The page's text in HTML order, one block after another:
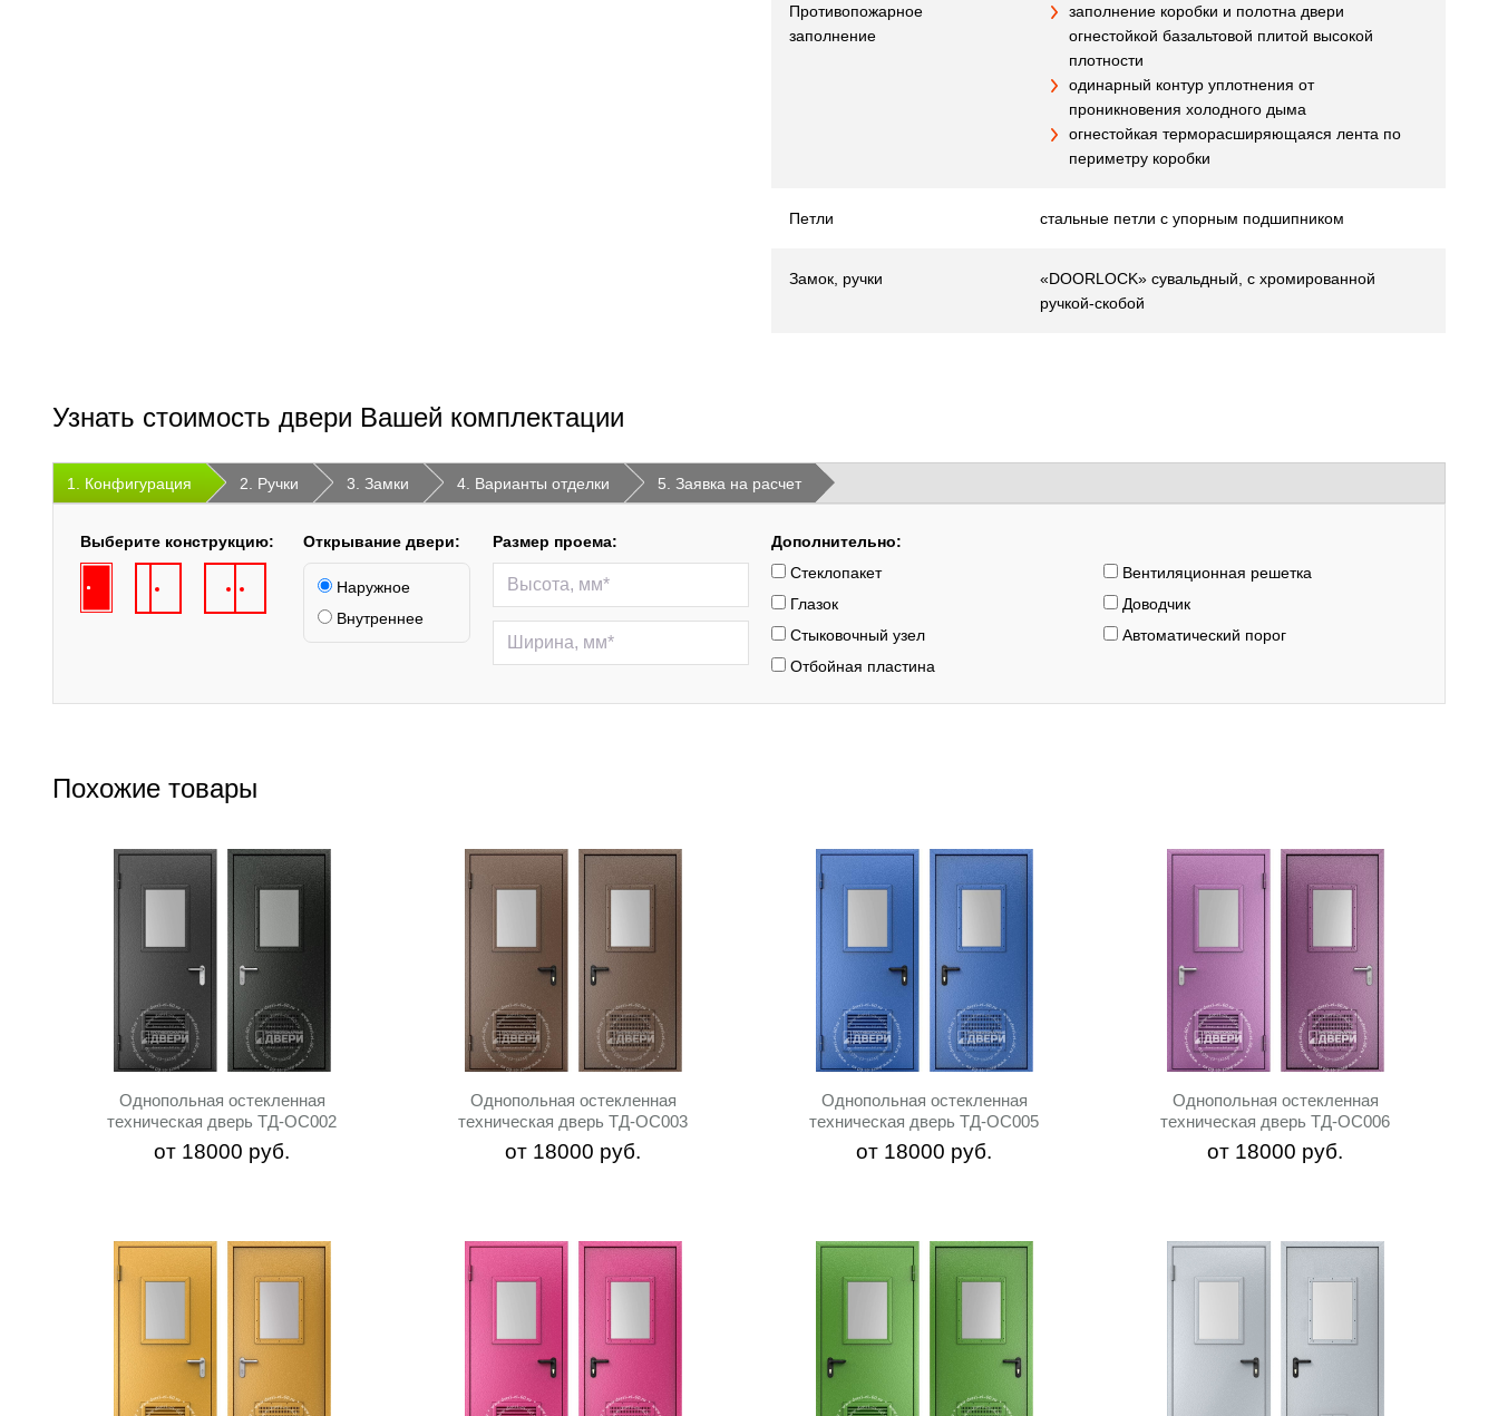
Противопожарное
заполнение
заполнение коробки и полотна двери
огнестойкой базальтовой плитой высокой
плотности
одинарный контур уплотнения от
проникновения холодного дыма
огнестойкая терморасширяющаяся лента по
периметру коробки
Петли стальные петли с упорным подшипником
Замок, ручки
«DOORLOCK» сувальдный, с хромированной
ручкой-скобой
Узнать стоимость двери Вашей комплектации
1. Конфигурация 2. Ручки 3. Замки 4. Варианты отделки 5. Заявка на расчет
Выберите конструкцию: Открывание двери:
Наружное
Внутреннее
Размер проема:
Дополнительно:
Стеклопакет
Вентиляционная решетка
Глазок
Доводчик
Стыковочный узел
Автоматический порог
Отбойная пластина
Похожие товары
Однопольная остекленная
техническая дверь ТД-ОС002
от 18000 руб.
Однопольная остекленная
техническая дверь ТД-ОС003
от 18000 руб.
Однопольная остекленная
техническая дверь ТД-ОС005
от 18000 руб.
Однопольная остекленная
техническая дверь ТД-ОС006
от 18000 руб.